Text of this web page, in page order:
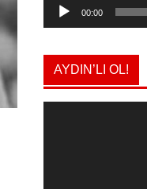
00:00
AYDIN’LI OL!